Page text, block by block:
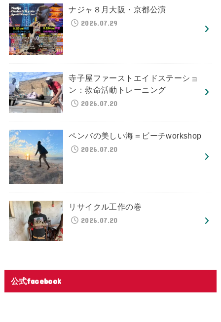
ナジャ８月大阪・京都公演
2026.07.29
寺子屋ファーストエイドステーショ
ン：救命活動トレーニング
2026.07.20
ペンバの美しい海＝ビーチworkshop
2026.07.20
リサイクル工作の巻
2026.07.20
公式facebook